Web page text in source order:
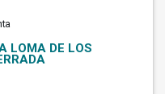
LOMA DE LOS